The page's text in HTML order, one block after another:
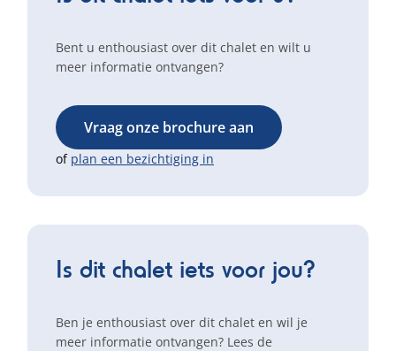
Bent u enthousiast over dit chalet en wilt u
meer informatie ontvangen?
Vraag onze brochure aan
of plan een bezichtiging in
Is dit chalet iets voor jou?
Ben je enthousiast over dit chalet en wil je
meer informatie ontvangen? Lees de